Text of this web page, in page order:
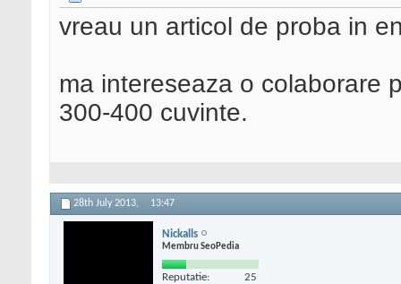
vreau un articol de proba in
ma intereseaza o colaborare
300-400 cuvinte.
28th July 2013, 13:47
Nickalls
Membru SeoPedia
Reputatie: 25